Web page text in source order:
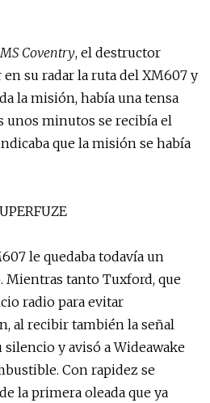
Coventry, el destructor
su radar la ruta del XM607 y
la misión, había una tensa
unos minutos se recibía el
que la misión se había
le quedaba todavía un
Mientras tanto Tuxford, que
radio para evitar
al recibir también la señal
silencio y avisó a Wideawake
Con rapidez se
la primera oleada que ya